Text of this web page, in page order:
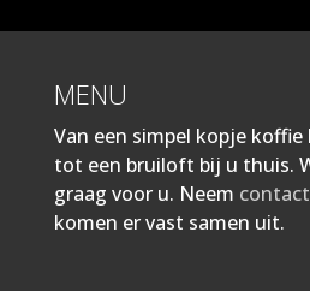
MENU
Van een simpel kopje
tot een bruiloft bij u thuis.
graag voor u. Neem contact
komen er vast samen uit.